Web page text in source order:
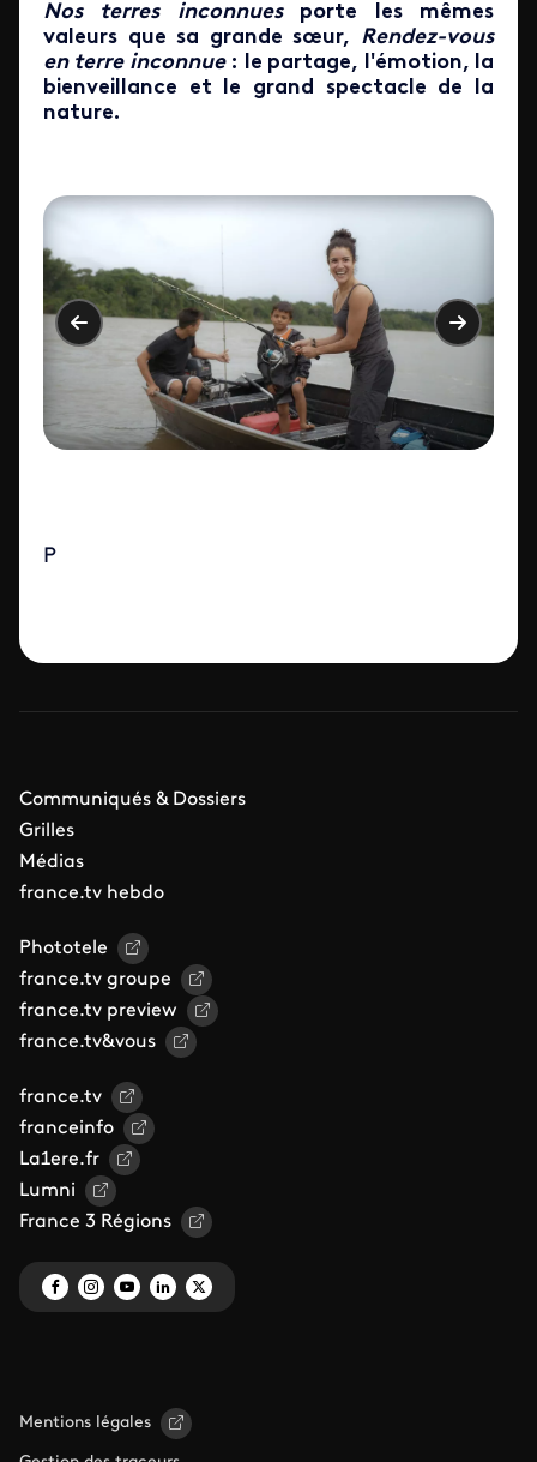
Nos terres inconnuesporte les mêmes
valeurs que sa grande sœur, Rendez-vous
en terre inconnue: le partage, l'émotion, la
bienveillance et le grand spectacle de la
nature.
P
Communiqués & Dossiers
Grilles
Médias
france.tv hebdo
Phototele
france.tv groupe
france.tv preview
france.tv&vous
france.tv
franceinfo
La1ere.fr
Lumni
France 3 Régions
Mentions légales